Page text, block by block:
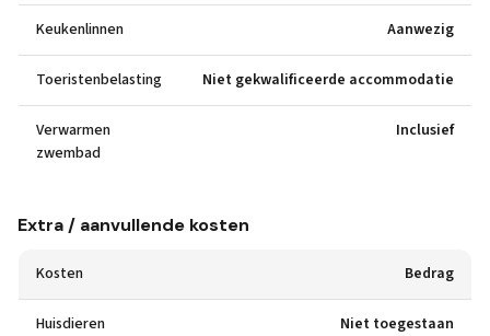
Keukenlinnen Aanwezig
Toeristenbelasting Niet gekwalificeerde accommodatie
Verwarmen
zwembad
Inclusief
Extra / aanvullende kosten
Kosten Bedrag
Huisdieren Niet toegestaan